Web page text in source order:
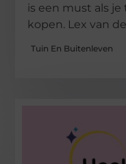
is een must als
kopen. Lex van de
Tuin En Buitenleven